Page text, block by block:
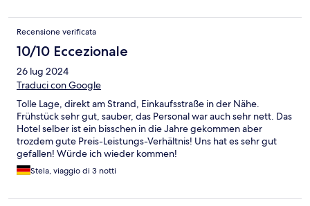
Recensione verificata
10/10 Eccezionale
26 lug 2024
Traduci con Google
Tolle Lage, direkt am Strand, Einkaufsstraße in der Nähe.
Frühstück sehr gut, sauber, das Personal war auch sehr nett. Das
Hotel selber ist ein bisschen in die Jahre gekommen aber
trozdem gute Preis-Leistungs-Verhältnis! Uns hat es sehr gut
gefallen! Würde ich wieder kommen!
Stela, viaggio di 3 notti